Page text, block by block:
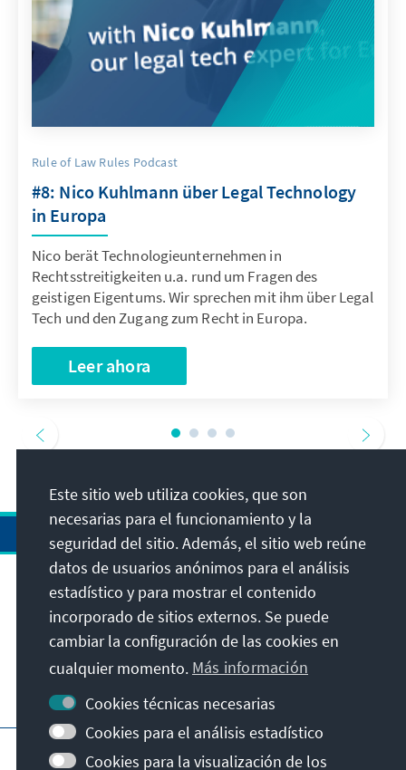
Rule of Law Rules Podcast
#8: Nico Kuhlmann über Legal Technology
in Europa
Nico berät Technologieunternehmen in
Rechtsstreitigkeiten u.a. rund um Fragen des
geistigen Eigentums. Wir sprechen mit ihm über Legal
Tech und den Zugang zum Recht in Europa.
Leer ahora
Dirección
Contacto
Visita también
Página principal de la KAS
Este sitio web utiliza cookies, que son
necesarias para el funcionamiento y la
seguridad del sitio. Además, el sitio web reúne
datos de usuarios anónimos para el análisis
estadístico y para mostrar el contenido
incorporado de sitios externos. Se puede
cambiar la configuración de las cookies en
cualquier momento. Más información
Cookies técnicas necesarias
Cookies para el análisis estadístico
Cookies para la visualización de los